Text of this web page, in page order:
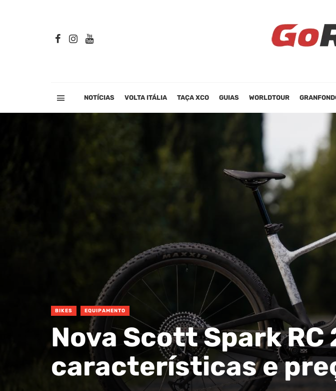
NOTÍCIAS VOLTA ITÁLIA TAÇA XCO GUIAS WORLDTOUR
BIKES EQUIPAMENTO
Nova Scott Spark
características e